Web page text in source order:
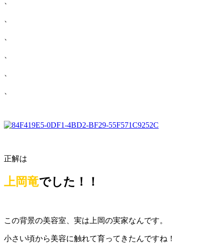
正解は
上岡竜でした！！
この背景の美容室、実は上岡の実家なんです。
小さい頃から美容に触れて育ってきたんですね！